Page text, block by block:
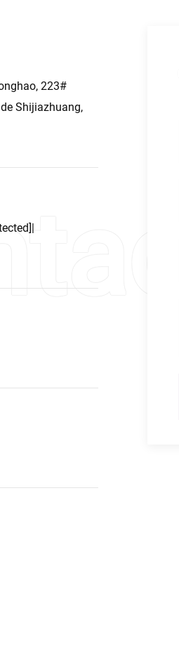
223#
Shijiazhuang,